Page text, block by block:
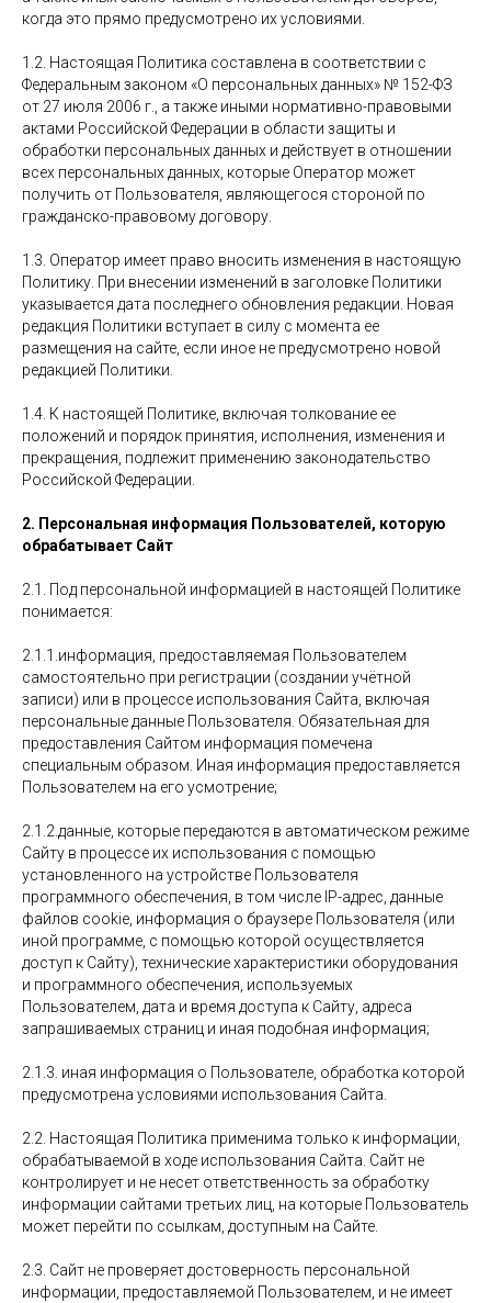
когда это прямо предусмотрено их условиями.
1.2. Настоящая Политика составлена в соответствии с
Федеральным законом «О персональных данных» № 152-ФЗ
от 27 июля 2006 г., а также иными нормативно-правовыми
актами Российской Федерации в области защиты и
обработки персональных данных и действует в отношении
всех персональных данных, которые Оператор может
получить от Пользователя, являющегося стороной по
гражданско-правовому договору.
1.3. Оператор имеет право вносить изменения в настоящую
Политику. При внесении изменений в заголовке Политики
указывается дата последнего обновления редакции. Новая
редакция Политики вступает в силу с момента ее
размещения на сайте, если иное не предусмотрено новой
редакцией Политики.
1.4. К настоящей Политике, включая толкование ее
положений и порядок принятия, исполнения, изменения и
прекращения, подлежит применению законодательство
Российской Федерации.
2. Персональная информация Пользователей, которую
обрабатывает Сайт
2.1. Под персональной информацией в настоящей Политике
понимается:
2.1.1.информация, предоставляемая Пользователем
самостоятельно при регистрации (создании учётной
записи) или в процессе использования Сайта, включая
персональные данные Пользователя. Обязательная для
предоставления Сайтом информация помечена
специальным образом. Иная информация предоставляется
Пользователем на его усмотрение;
2.1.2.данные, которые передаются в автоматическом режиме
Сайту в процессе их использования с помощью
установленного на устройстве Пользователя
программного обеспечения, в том числе IP-адрес, данные
файлов cookie, информация о браузере Пользователя (или
иной программе, с помощью которой осуществляется
доступ к Сайту), технические характеристики оборудования
и программного обеспечения, используемых
Пользователем, дата и время доступа к Сайту, адреса
запрашиваемых страниц и иная подобная информация;
2.1.3. иная информация о Пользователе, обработка которой
предусмотрена условиями использования Сайта.
2.2. Настоящая Политика применима только к информации,
обрабатываемой в ходе использования Сайта. Сайт не
контролирует и не несет ответственность за обработку
информации сайтами третьих лиц, на которые Пользователь
может перейти по ссылкам, доступным на Сайте.
2.3. Сайт не проверяет достоверность персональной
информации, предоставляемой Пользователем, и не имеет